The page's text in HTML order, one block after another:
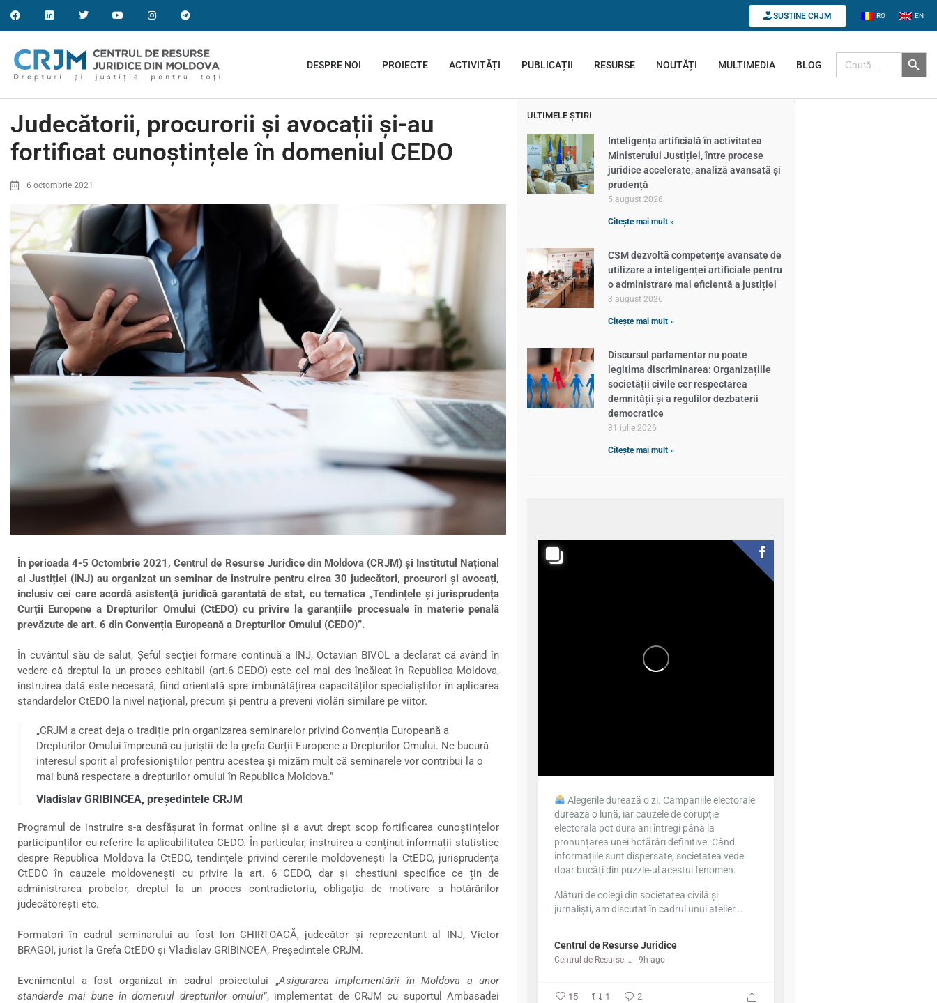
SUSȚINE CRJM RO EN
DESPRE NOI PROIECTE ACTIVITĂȚI PUBLICAȚII RESURSE NOUTĂȚI MULTIMEDIA BLOG
Search for: Search
Judecătorii, procurorii și avocații și-au
fortificat cunoștințele în domeniul CEDO
6 octombrie 2021
În perioada 4-5 Octombrie 2021, Centrul de Resurse Juridice din Moldova (CRJM) și Institutul Național
al Justiției (INJ) au organizat un seminar de instruire pentru circa 30 judecători, procurori și avocați,
inclusiv cei care acordă asistenţă juridică garantată de stat, cu tematica „Tendințele și jurisprudența
Curții Europene a Drepturilor Omului (CtEDO) cu privire la garanțiile procesuale în materie penală
prevăzute de art. 6 din Convenția Europeană a Drepturilor Omului (CEDO)”.
În cuvântul său de salut, Șeful secției formare continuă a INJ, Octavian BIVOL a declarat că având în
vedere că dreptul la un proces echitabil (art.6 CEDO) este cel mai des încălcat în Republica Moldova,
instruirea dată este necesară, fiind orientată spre îmbunătățirea capacităților specialiștilor în aplicarea
standardelor CtEDO la nivel național, precum și pentru a preveni violări similare pe viitor.
„CRJM a creat deja o tradiție prin organizarea seminarelor privind Convenția Europeană a
Drepturilor Omului împreună cu juriștii de la grefa Curții Europene a Drepturilor Omului. Ne bucură
interesul sporit al profesioniștilor pentru acestea și mizăm mult că seminarele vor contribui la o
mai bună respectare a drepturilor omului în Republica Moldova.”
Vladislav GRIBINCEA, președintele CRJM
Programul de instruire s-a desfășurat în format online și a avut drept scop fortificarea cunoștințelor
participanților cu referire la aplicabilitatea CEDO. În particular, instruirea a conținut informații statistice
despre Republica Moldova la CtEDO, tendințele privind cererile moldovenești la CtEDO, jurisprudența
CtEDO în cauzele moldovenești cu privire la art. 6 CEDO, dar și chestiuni specifice ce țin de
administrarea probelor, dreptul la un proces contradictoriu, obligația de motivare a hotărârilor
judecătorești etc.
Formatori în cadrul seminarului au fost Ion CHIRTOACĂ, judecător și reprezentant al INJ, Victor
BRAGOI, jurist la Grefa CtEDO și Vladislav GRIBINCEA, Președintele CRJM.
Evenimentul a fost organizat în cadrul proiectului „Asigurarea implementării în Moldova a unor
standarde mai bune în domeniul drepturilor omului”, implementat de CRJM cu suportul Ambasadei
ULTIMELE ȘTIRI
Inteligența artificială în activitatea
Ministerului Justiției, între procese
juridice accelerate, analiză avansată și
prudență
5 august 2026
Citește mai mult »
CSM dezvoltă competențe avansate de
utilizare a inteligenței artificiale pentru
o administrare mai eficientă a justiției
3 august 2026
Citește mai mult »
Discursul parlamentar nu poate
legitima discriminarea: Organizațiile
societății civile cer respectarea
demnității și a regulilor dezbaterii
democratice
31 iulie 2026
Citește mai mult »
Alegerile durează o zi. Campaniile electorale
durează o lună, iar cauzele de corupție
electorală pot dura ani întregi până la
pronunțarea unei hotărâri definitive. Când
informațiile sunt dispersate, societatea vede
doar bucăți din puzzle-ul acestui fenomen.
Alături de colegi din societatea civilă și
jurnaliști, am discutat în cadrul unui atelier...
Centrul de Resurse Juridice
Centrul de Resurse Juridice 9h ago
15 1 2